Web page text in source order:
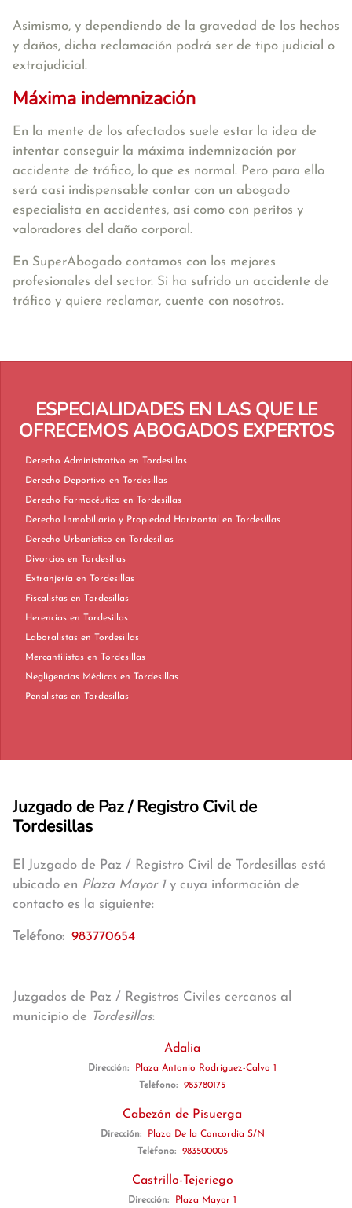
Asimismo, y dependiendo de la gravedad de los hechos
y daños, dicha reclamación podrá ser de tipo judicial o
extrajudicial.
Máxima indemnización
En la mente de los afectados suele estar la idea de
intentar conseguir la máxima indemnización por
accidente de tráfico, lo que es normal. Pero para ello
será casi indispensable contar con un abogado
especialista en accidentes, así como con peritos y
valoradores del daño corporal.
En SuperAbogado contamos con los mejores
profesionales del sector. Si ha sufrido un accidente de
tráfico y quiere reclamar, cuente con nosotros.
ESPECIALIDADES EN LAS QUE LE
OFRECEMOS ABOGADOS EXPERTOS
Derecho Administrativo en Tordesillas
Derecho Deportivo en Tordesillas
Derecho Farmacéutico en Tordesillas
Derecho Inmobiliario y Propiedad Horizontal en Tordesillas
Derecho Urbanístico en Tordesillas
Divorcios en Tordesillas
Extranjería en Tordesillas
Fiscalistas en Tordesillas
Herencias en Tordesillas
Laboralistas en Tordesillas
Mercantilistas en Tordesillas
Negligencias Médicas en Tordesillas
Penalistas en Tordesillas
Juzgado de Paz / Registro Civil de
Tordesillas
El Juzgado de Paz / Registro Civil de Tordesillas está
ubicado en Plaza Mayor 1y cuya información de
contacto es la siguiente:
Teléfono: 983770654
Juzgados de Paz / Registros Civiles cercanos al
municipio de Tordesillas:
Adalia
Dirección:
Plaza Antonio Rodriguez-Calvo 1
Teléfono:
983780175
Cabezón de Pisuerga
Dirección:
Plaza De la Concordia S/N
Teléfono:
983500005
Castrillo-Tejeriego
Dirección:
Plaza Mayor 1